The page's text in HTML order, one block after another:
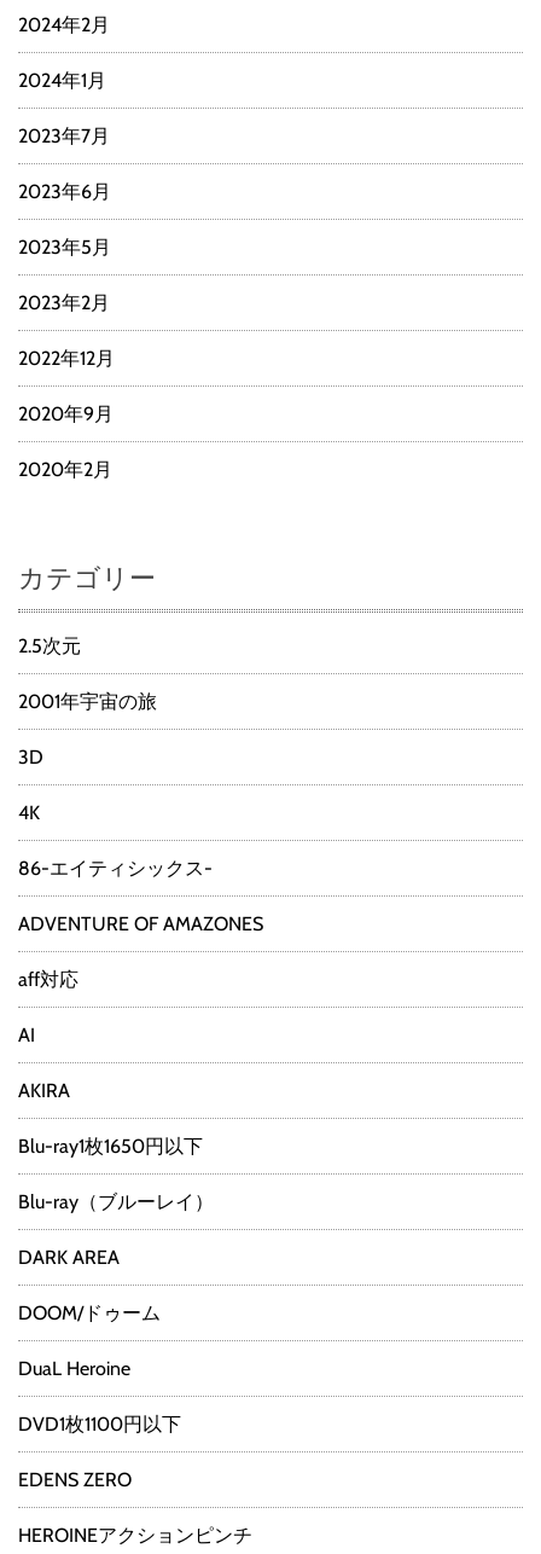
2024年2月
2024年1月
2023年7月
2023年6月
2023年5月
2023年2月
2022年12月
2020年9月
2020年2月
カテゴリー
2.5次元
2001年宇宙の旅
3D
4K
86-エイティシックス-
ADVENTURE OF AMAZONES
aff対応
AI
AKIRA
Blu-ray1枚1650円以下
Blu-ray（ブルーレイ）
DARK AREA
DOOM/ドゥーム
DuaL Heroine
DVD1枚1100円以下
EDENS ZERO
HEROINEアクションピンチ